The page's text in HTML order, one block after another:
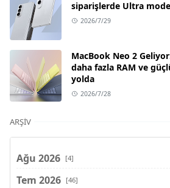
siparişlerde Ultra
2026/7/29
MacBook Neo 2
daha fazla RAM ve
yolda
2026/7/28
ARŞIV
Ağu 2026 [4]
Tem 2026 [46]